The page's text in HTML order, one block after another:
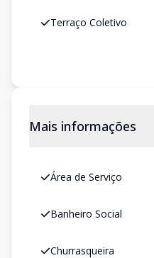
Terraço Coletivo
Mais informações
Área de Serviço
Banheiro Social
Churrasqueira